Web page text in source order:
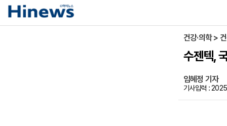
건강·의학 >
수젠텍,
임혜정 기자
기사입력 :